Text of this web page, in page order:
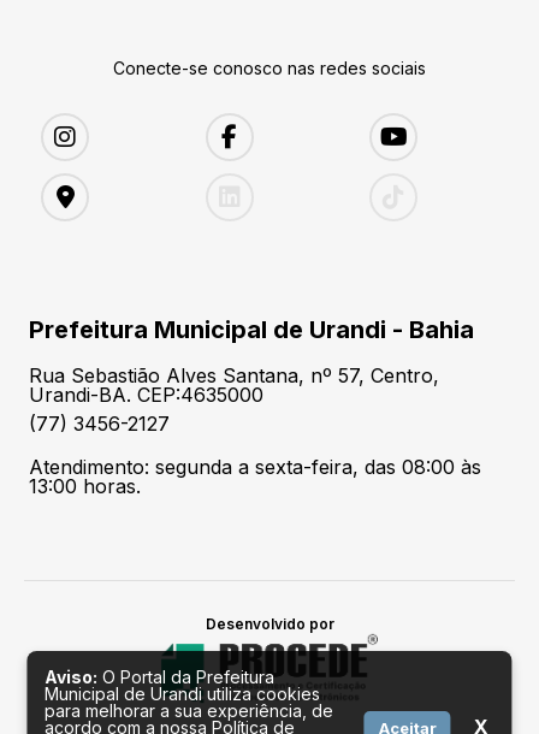
Conecte-se conosco nas redes sociais
Prefeitura Municipal de Urandi - Bahia
Rua Sebastião Alves Santana, nº 57, Centro,
Urandi-BA. CEP:4635000
(77) 3456-2127
Atendimento: segunda a sexta-feira, das 08:00 às
13:00 horas.
Desenvolvido por
Aviso: O Portal da Prefeitura
Municipal de Urandi utiliza cookies
para melhorar a sua experiência, de
acordo com a nossa Política de
Aceitar X